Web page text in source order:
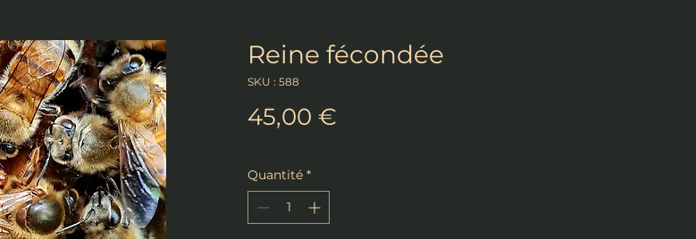
Reine fécondée
SKU : 588
45,00 €
Quantité *